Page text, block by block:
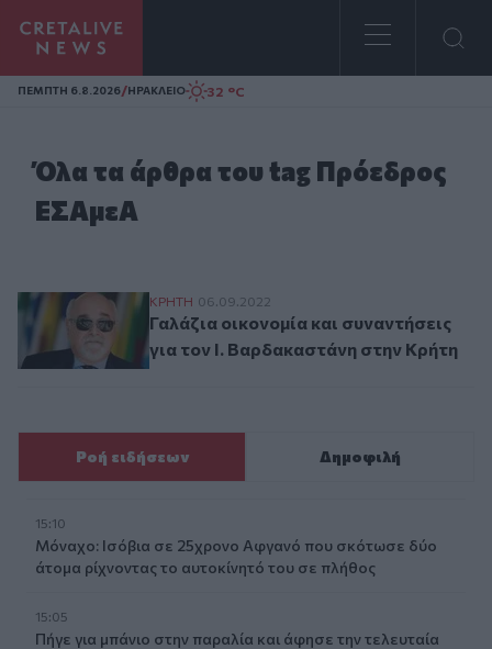
Homepage
ΠΕΜΠΤΗ 6.8.2026/ΗΡΑΚΛΕΙΟ 32 °C
Όλα τα άρθρα του tag Πρόεδρος
ΕΣΑμεΑ
Γαλάζια οικονομία και συναντήσεις για
ΚΡΗΤΗ 06.09.2022
Γαλάζια οικονομία και συναντήσεις
για τον Ι. Βαρδακαστάνη στην Κρήτη
Ροή ειδήσεων Δημοφιλή
15:10
Μόναχο: Ισόβια σε 25χρονο Αφγανό που σκότωσε δύο
άτομα ρίχνοντας το αυτοκίνητό του σε πλήθος
15:05
Πήγε για μπάνιο στην παραλία και άφησε την τελευταία